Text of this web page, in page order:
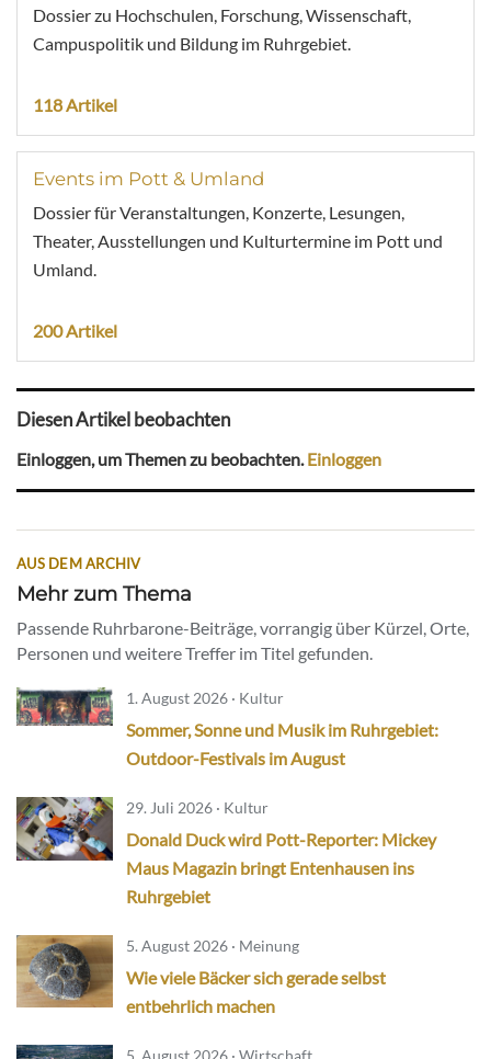
Dossier zu Hochschulen, Forschung, Wissenschaft,
Campuspolitik und Bildung im Ruhrgebiet.
118 Artikel
Events im Pott & Umland
Dossier für Veranstaltungen, Konzerte, Lesungen,
Theater, Ausstellungen und Kulturtermine im Pott und
Umland.
200 Artikel
Diesen Artikel beobachten
Einloggen, um Themen zu beobachten.Einloggen
AUS DEM ARCHIV
Mehr zum Thema
Passende Ruhrbarone-Beiträge, vorrangig über Kürzel, Orte,
Personen und weitere Treffer im Titel gefunden.
1. August 2026 · Kultur
Sommer, Sonne und Musik im Ruhrgebiet:
Outdoor-Festivals im August
29. Juli 2026 · Kultur
Donald Duck wird Pott-Reporter: Mickey
Maus Magazin bringt Entenhausen ins
Ruhrgebiet
5. August 2026 · Meinung
Wie viele Bäcker sich gerade selbst
entbehrlich machen
5. August 2026 · Wirtschaft